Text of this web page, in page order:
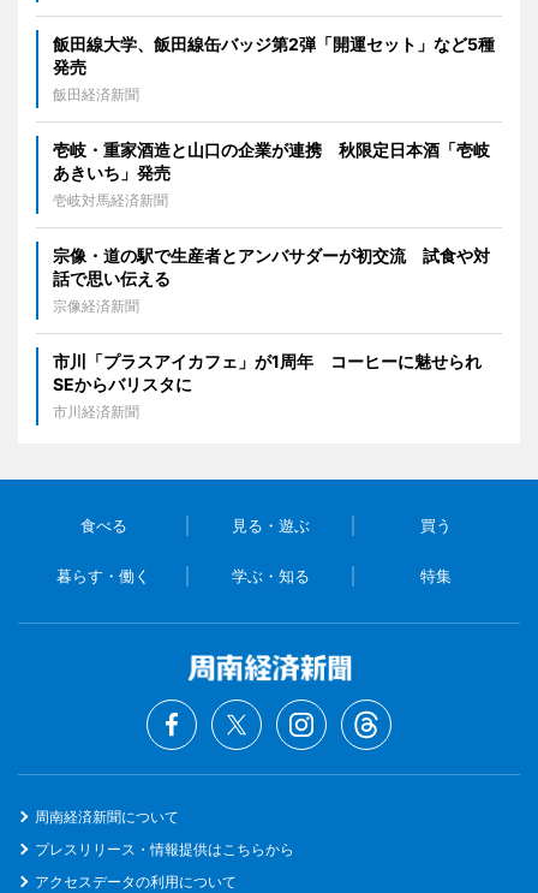
飯田線大学、飯田線缶バッジ第2弾「開運セット」など5種
発売
飯田経済新聞
壱岐・重家酒造と山口の企業が連携 秋限定日本酒「壱岐
あきいち」発売
壱岐対馬経済新聞
宗像・道の駅で生産者とアンバサダーが初交流 試食や対
話で思い伝える
宗像経済新聞
市川「プラスアイカフェ」が1周年 コーヒーに魅せられ
SEからバリスタに
市川経済新聞
食べる 見る・遊ぶ 買う
暮らす・働く 学ぶ・知る 特集
周南経済新聞について
プレスリリース・情報提供はこちらから
アクセスデータの利用について